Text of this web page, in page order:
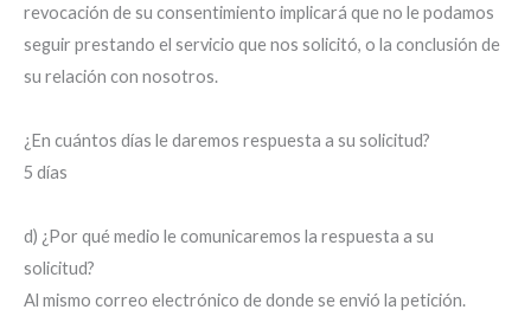
revocación de su consentimiento implicará que no le podamos
seguir prestando el servicio que nos solicitó, o la conclusión de
su relación con nosotros.
¿En cuántos días le daremos respuesta a su solicitud?
5 días
d) ¿Por qué medio le comunicaremos la respuesta a su
solicitud?
Al mismo correo electrónico de donde se envió la petición.